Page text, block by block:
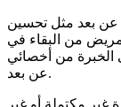
عن بعد مثل تحسين
من البقاء في
الخبرة من أخصائي
عن بعد.
مكتملة أو غير